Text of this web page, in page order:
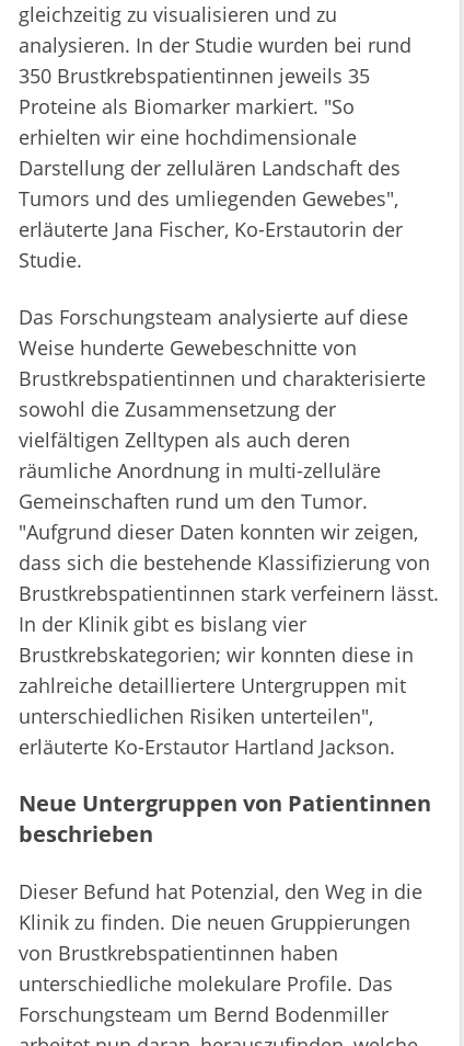
gleichzeitig zu visualisieren und zu
analysieren. In der Studie wurden bei rund
350 Brustkrebspatientinnen jeweils 35
Proteine als Biomarker markiert. "So
erhielten wir eine hochdimensionale
Darstellung der zellulären Landschaft des
Tumors und des umliegenden Gewebes",
erläuterte Jana Fischer, Ko-Erstautorin der
Studie.
Das Forschungsteam analysierte auf diese
Weise hunderte Gewebeschnitte von
Brustkrebspatientinnen und charakterisierte
sowohl die Zusammensetzung der
vielfältigen Zelltypen als auch deren
räumliche Anordnung in multi-zelluläre
Gemeinschaften rund um den Tumor.
"Aufgrund dieser Daten konnten wir zeigen,
dass sich die bestehende Klassifizierung von
Brustkrebspatientinnen stark verfeinern lässt.
In der Klinik gibt es bislang vier
Brustkrebskategorien; wir konnten diese in
zahlreiche detailliertere Untergruppen mit
unterschiedlichen Risiken unterteilen",
erläuterte Ko-Erstautor Hartland Jackson.
Neue Untergruppen von Patientinnen
beschrieben
Dieser Befund hat Potenzial, den Weg in die
Klinik zu finden. Die neuen Gruppierungen
von Brustkrebspatientinnen haben
unterschiedliche molekulare Profile. Das
Forschungsteam um Bernd Bodenmiller